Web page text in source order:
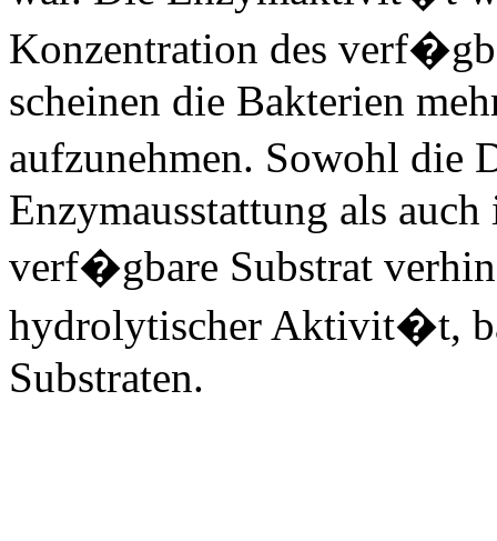
Konzentration des
scheinen die Bakterien
aufzunehmen. Sowohl die
Enzymausstattung als
verf�gbare Substrat
hydrolytischer Aktivit�t,
Substraten.